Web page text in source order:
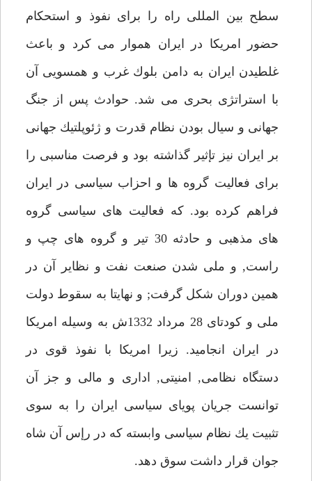
سطح بين المللى راه را براى نفوذ و استحكام
حضور امريكا در ايران هموار مى كرد و باعث
غلطيدن ايران به دامن بلوك غرب و همسويى آن
با استراتژى بحرى مى شد. حوادث پس از جنگ
جهانى و سيال بودن نظام قدرت و ژئوپلتيك جهانى
بر ايران نيز تإثير گذاشته بود و فرصت مناسبى را
براى فعاليت گروه ها و احزاب سياسى در ايران
فراهم كرده بود. كه فعاليت هاى سياسى گروه
هاى مذهبى و حادثه 30 تير و گروه هاى چپ و
راست, و ملى شدن صنعت نفت و نظاير آن در
همين دوران شكل گرفت; و نهايتا به سقوط دولت
ملى و كودتاى 28 مرداد 1332ش به وسيله امريكا
در ايران انجاميد. زيرا امريكا با نفوذ قوى در
دستگاه نظامى, امنيتى, ادارى و مالى و جز آن
توانست جريان پوياى سياسى ايران را به سوى
تثبيت يك نظام سياسى وابسته كه در رإس آن شاه
جوان قرار داشت سوق دهد.